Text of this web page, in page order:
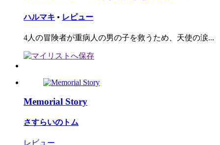
ハルマキ • レビュー
4人の冒険者が重病人の男の子を救うため、天使の涙...
Memorial Story
さすらいのトム
レビュー